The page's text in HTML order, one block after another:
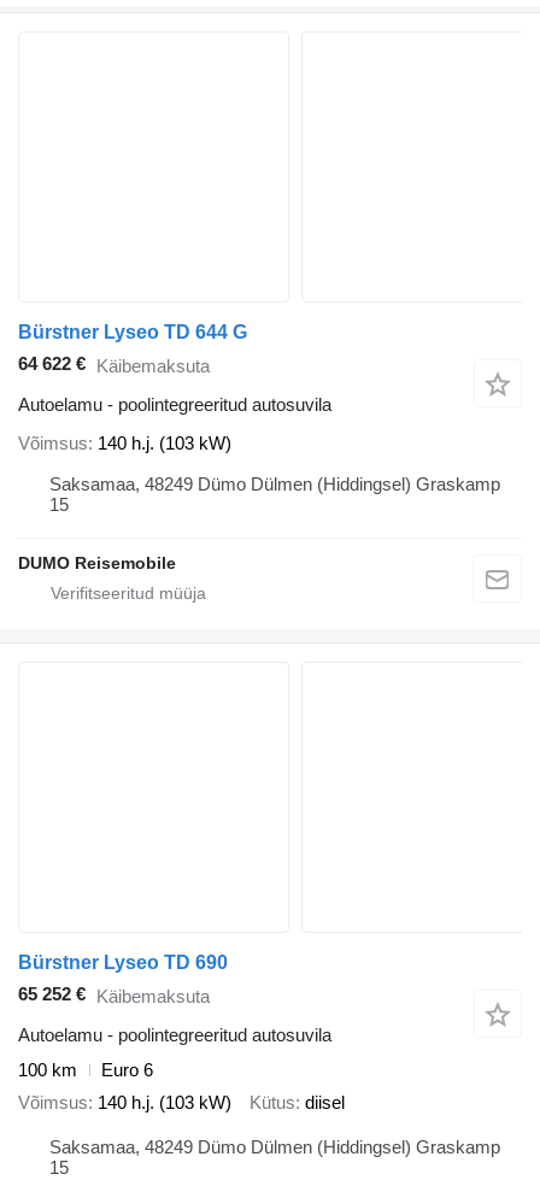
Bürstner Lyseo TD 644 G
64 622 € Käibemaksuta
Autoelamu - poolintegreeritud autosuvila
Võimsus 140 h.j. (103 kW)
Saksamaa, 48249 Dümo Dülmen (Hiddingsel) Graskamp
15
DUMO Reisemobile
Bürstner Lyseo TD 690
65 252 € Käibemaksuta
Autoelamu - poolintegreeritud autosuvila
100 km
Euro 6
Võimsus 140 h.j. (103 kW) Kütus diisel
Saksamaa, 48249 Dümo Dülmen (Hiddingsel) Graskamp
15